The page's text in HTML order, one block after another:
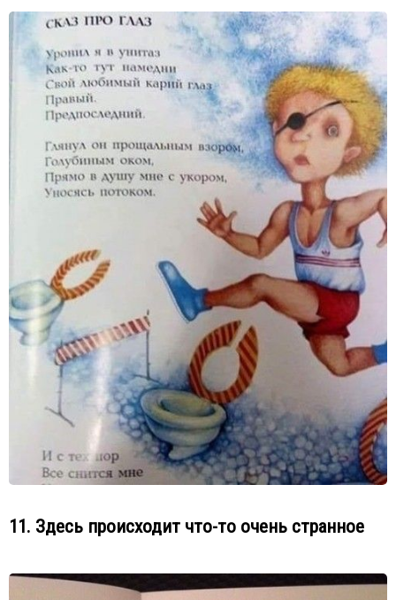
11. Здесь происходит что-то очень странное